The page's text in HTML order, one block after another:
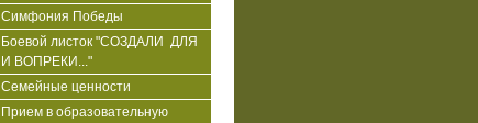
Симфония Победы
Боевой листок "СОЗДАЛИ ДЛЯ
И ВОПРЕКИ..."
Семейные ценности
Прием в образовательную